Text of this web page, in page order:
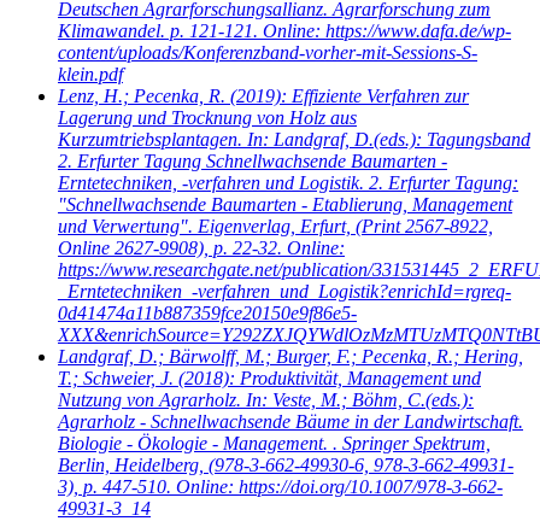
Deutschen Agrarforschungsallianz. Agrarforschung zum
Klimawandel. p. 121-121. Online: https://www.dafa.de/wp-
content/uploads/Konferenzband-vorher-mit-Sessions-S-
klein.pdf
Lenz, H.; Pecenka, R. (2019): Effiziente Verfahren zur
Lagerung und Trocknung von Holz aus
Kurzumtriebsplantagen. In: Landgraf, D.(eds.): Tagungsband
2. Erfurter Tagung Schnellwachsende Baumarten -
Erntetechniken, -verfahren und Logistik. 2. Erfurter Tagung:
"Schnellwachsende Baumarten - Etablierung, Management
und Verwertung". Eigenverlag, Erfurt, (Print 2567-8922,
Online 2627-9908), p. 22-32. Online:
https://www.researchgate.net/publication/
_Erntetechniken_-verfahren_und_Logistik?enrichId=rgreq-
0d41474a11b887359fce20150e9f86e5-
Landgraf, D.; Bärwolff, M.; Burger, F.; Pecenka, R.; Hering,
T.; Schweier, J. (2018): Produktivität, Management und
Nutzung von Agrarholz. In: Veste, M.; Böhm, C.(eds.):
Agrarholz - Schnellwachsende Bäume in der Landwirtschaft.
Biologie - Ökologie - Management. . Springer Spektrum,
Berlin, Heidelberg, (978-3-662-49930-6, 978-3-662-49931-
3), p. 447-510. Online: https://doi.org/10.1007/978-3-662-
49931-3_14